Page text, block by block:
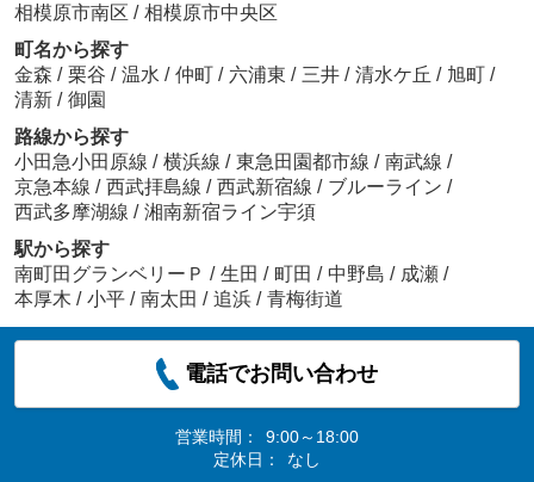
相模原市南区 / 相模原市中央区
町名から探す
金森 / 栗谷 / 温水 / 仲町 / 六浦東 / 三井 / 清水ケ丘 / 旭町 /
清新 / 御園
路線から探す
小田急小田原線 / 横浜線 / 東急田園都市線 / 南武線 /
京急本線 / 西武拝島線 / 西武新宿線 / ブルーライン /
西武多摩湖線 / 湘南新宿ライン宇須
駅から探す
南町田グランベリーＰ / 生田 / 町田 / 中野島 / 成瀬 /
本厚木 / 小平 / 南太田 / 追浜 / 青梅街道
電話でお問い合わせ
営業時間：
9:00～18:00
定休日：
なし